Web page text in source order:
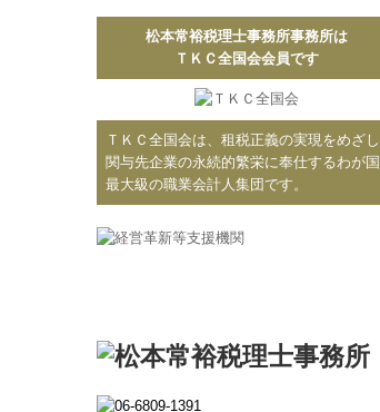
松本常裕税理士事務所事務所は
ＴＫＣ全国会会員です
ＴＫＣ全国会は、租税正義の実現をめざし
関与先企業の永続的繁栄に奉仕するわが国
最大級の職業会計人集団です。